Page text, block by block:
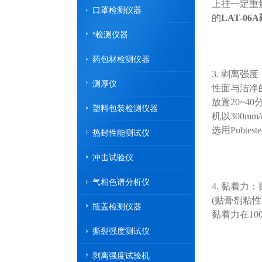
口罩检测仪器
*检测仪器
药包材检测仪器
测厚仪
塑料包装检测仪器
热封性能测试仪
冲击试验仪
气相色谱分析仪
瓶盖检测仪器
撕裂强度测试仪
剥离强度试验机
上挂一定
的LAT-06A
3. 剥离强度
性面与洁净
放置20~40
机以
选用
4. 黏着力
(贴膏剂粘
黏着力在